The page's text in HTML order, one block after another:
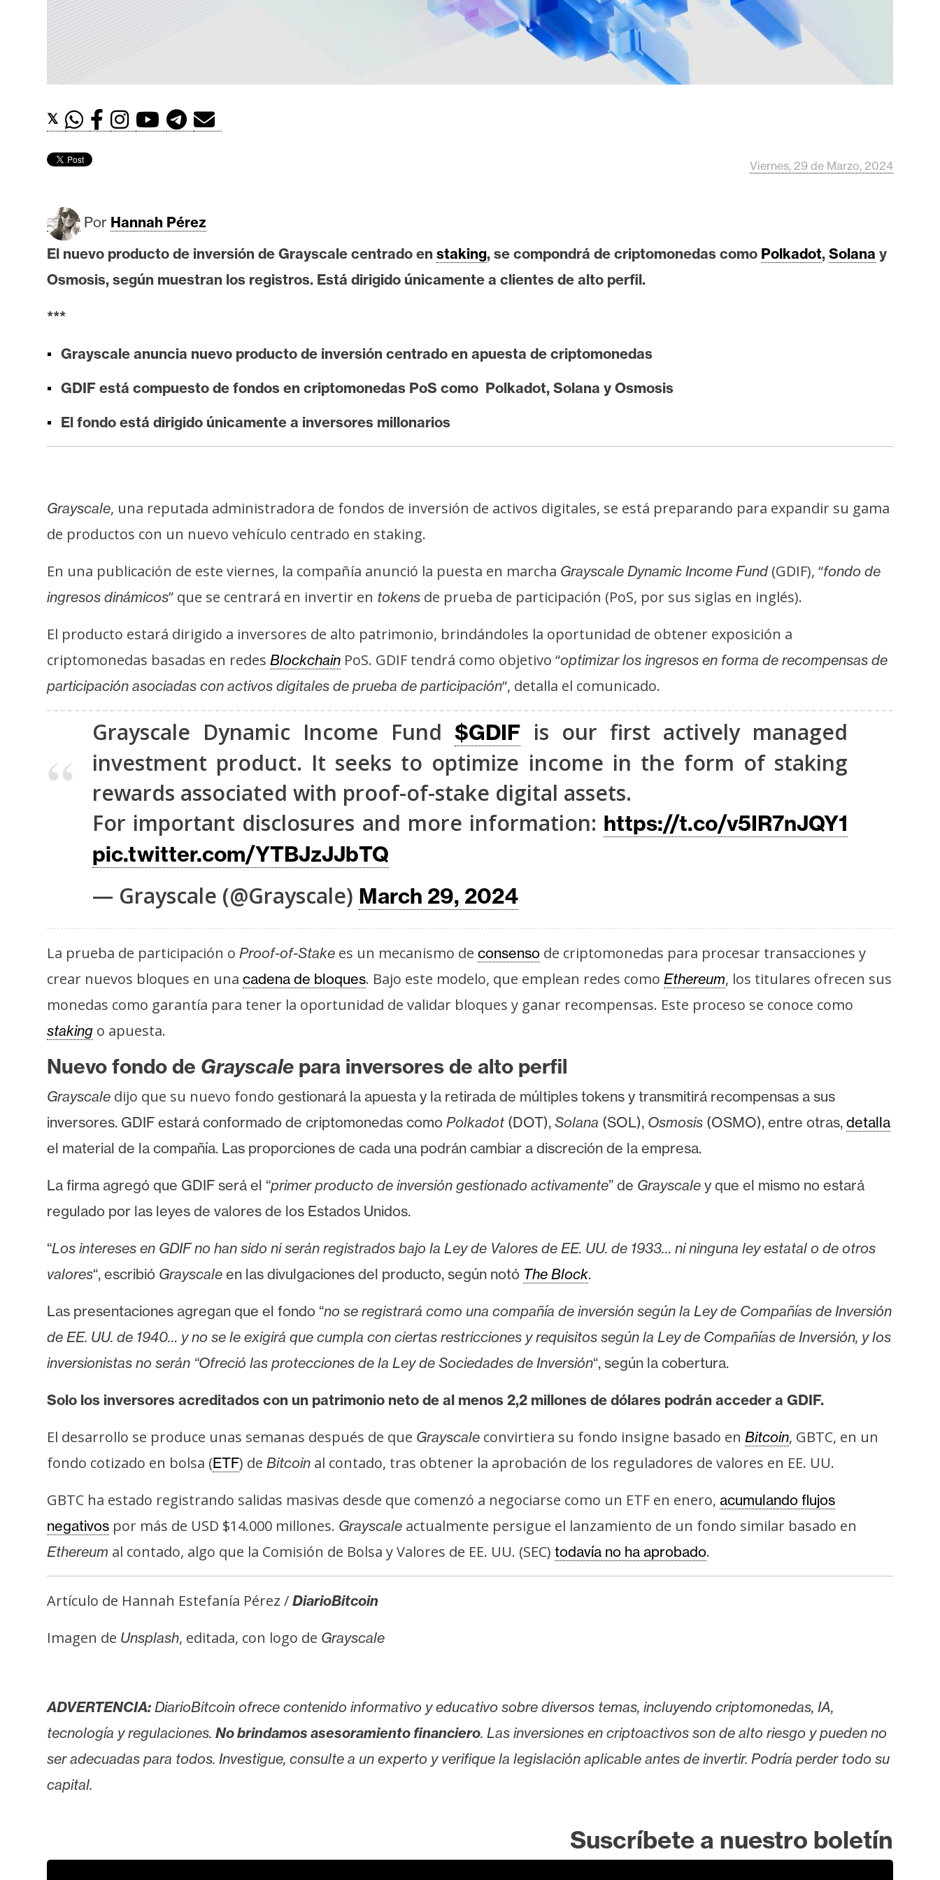
e
u
m
A
á
i
i
N
o
s
e
r
e
s
a
a
s
s
s
C
o
t
a
c
t
o
P
b
l
i
c
d
a
𝕏
Viernes, 29 de Marzo, 2024
Por Hannah Pérez
El nuevo producto de inversión de Grayscale centrado en staking, se compondrá de criptomonedas como Polkadot, Solana y
Osmosis, según muestran los registros. Está dirigido únicamente a clientes de alto perfil.
***
Grayscale anuncia nuevo producto de inversión centrado en apuesta de criptomonedas
GDIF está compuesto de fondos en criptomonedas PoS como Polkadot, Solana y Osmosis
El fondo está dirigido únicamente a inversores millonarios
Grayscale, una reputada administradora de fondos de inversión de activos digitales, se está preparando para expandir su gama
de productos con un nuevo vehículo centrado en staking.
En una publicación de este viernes, la compañía anunció la puesta en marcha Grayscale Dynamic Income Fund(GDIF), “fondo de
ingresos dinámicos” que se centrará en invertir en tokens de prueba de participación (PoS, por sus siglas en inglés).
El producto estará dirigido a inversores de alto patrimonio, brindándoles la oportunidad de obtener exposición a
criptomonedas basadas en redes Blockchain PoS. GDIF tendrá como objetivo “optimizar los ingresos en forma de recompensas de
participación asociadas con activos digitales de prueba de participación“, detalla el comunicado.
Grayscale Dynamic Income Fund$GDIF is our first actively managed
investment product. It seeks to optimize income in the form of staking
rewards associated with proof-of-stake digital assets.
For important disclosures and more information: https://t.co/v5IR7nJQY1
pic.twitter.com/YTBJzJJbTQ
— Grayscale (@Grayscale) March 29, 2024
La prueba de participación o Proof-of-Stake es un mecanismo de consenso de criptomonedas para procesar transacciones y
crear nuevos bloques en una cadena de bloques. Bajo este modelo, que emplean redes como Ethereum, los titulares ofrecen sus
monedas como garantía para tener la oportunidad de validar bloques y ganar recompensas. Este proceso se conoce como
staking o apuesta.
Nuevo fondo de Grayscale para inversores de alto perfil
Grayscale dijo que su nuevo fondo gestionará la apuesta y la retirada de múltiples tokens y transmitirá recompensas a sus
inversores. GDIF estará conformado de criptomonedas como Polkadot (DOT), Solana (SOL), Osmosis (OSMO), entre otras, detalla
el material de la compañía. Las proporciones de cada una podrán cambiar a discreción de la empresa.
La firma agregó que GDIF será el “primer producto de inversión gestionado activamente” de Grayscale y que el mismo no estará
regulado por las leyes de valores de los Estados Unidos.
“Los intereses en GDIF no han sido ni serán registrados bajo la Ley de Valores de EE. UU. de 1933… ni ninguna ley estatal o de otros
valores“, escribió Grayscale en las divulgaciones del producto, según notó The Block.
Las presentaciones agregan que el fondo “no se registrará como una compañía de inversión según la Ley de Compañías de Inversión
de EE. UU. de 1940… y no se le exigirá que cumpla con ciertas restricciones y requisitos según la Ley de Compañías de Inversión, y los
inversionistas no serán “Ofreció las protecciones de la Ley de Sociedades de Inversión“, según la cobertura.
Solo los inversores acreditados con un patrimonio neto de al menos 2,2 millones de dólares podrán acceder a GDIF.
El desarrollo se produce unas semanas después de que Grayscale convirtiera su fondo insigne basado en Bitcoin, GBTC, en un
fondo cotizado en bolsa (ETF) de Bitcoin al contado, tras obtener la aprobación de los reguladores de valores en EE. UU.
GBTC ha estado registrando salidas masivas desde que comenzó a negociarse como un ETF en enero, acumulando flujos
negativos por más de USD $14.000 millones. Grayscale actualmente persigue el lanzamiento de un fondo similar basado en
Ethereum al contado, algo que la Comisión de Bolsa y Valores de EE. UU. (SEC) todavía no ha aprobado.
Artículo de Hannah Estefanía Pérez / DiarioBitcoin
Imagen de Unsplash, editada, con logo de Grayscale
ADVERTENCIA: DiarioBitcoin ofrece contenido informativo y educativo sobre diversos temas, incluyendo criptomonedas, IA,
tecnología y regulaciones. No brindamos asesoramiento financiero. Las inversiones en criptoactivos son de alto riesgo y pueden no
ser adecuadas para todos. Investigue, consulte a un experto y verifique la legislación aplicable antes de invertir. Podría perder todo su
capital.
Suscríbete a nuestro boletín